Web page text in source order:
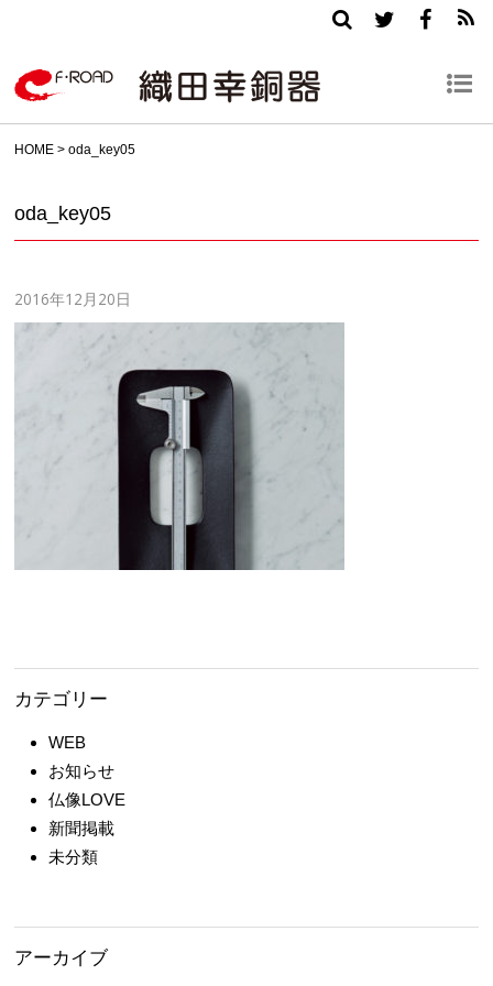
HOME >oda_key05
oda_key05
2016年12月20日
カテゴリー
WEB
お知らせ
仏像LOVE
新聞掲載
未分類
アーカイブ